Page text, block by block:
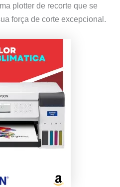
plotter de recorte que se
força de corte excepcional.